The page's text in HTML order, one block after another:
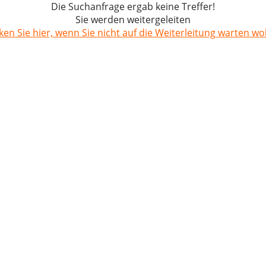
Die Suchanfrage ergab keine Treffer!
Sie werden weitergeleiten
Sie hier, wenn Sie nicht auf die Weiterleitung warten